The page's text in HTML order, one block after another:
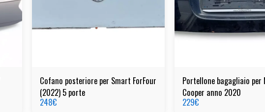
Cofano posteriore per Smart ForFour
(2022) 5 porte
248€
Portellone bagagliaio per
Cooper anno 2020
229€